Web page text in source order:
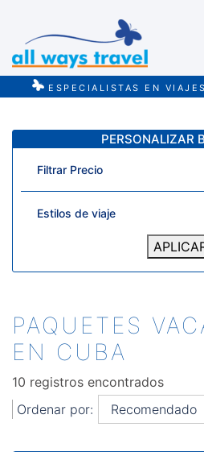
ESPECIALISTAS EN
PERSONALIZAR
Filtrar Precio
Estilos de viaje
PAQUETES
EN CUBA
10 registros encontrados
Ordenar por:
Recomendado